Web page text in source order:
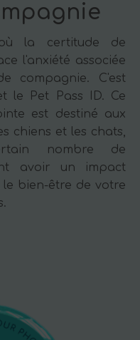
la certitude de
l'anxiété associée
compagnie. C'est
le Pet Pass ID. Ce
est destiné aux
chiens et les chats,
nombre de
avoir un impact
bien-être de votre